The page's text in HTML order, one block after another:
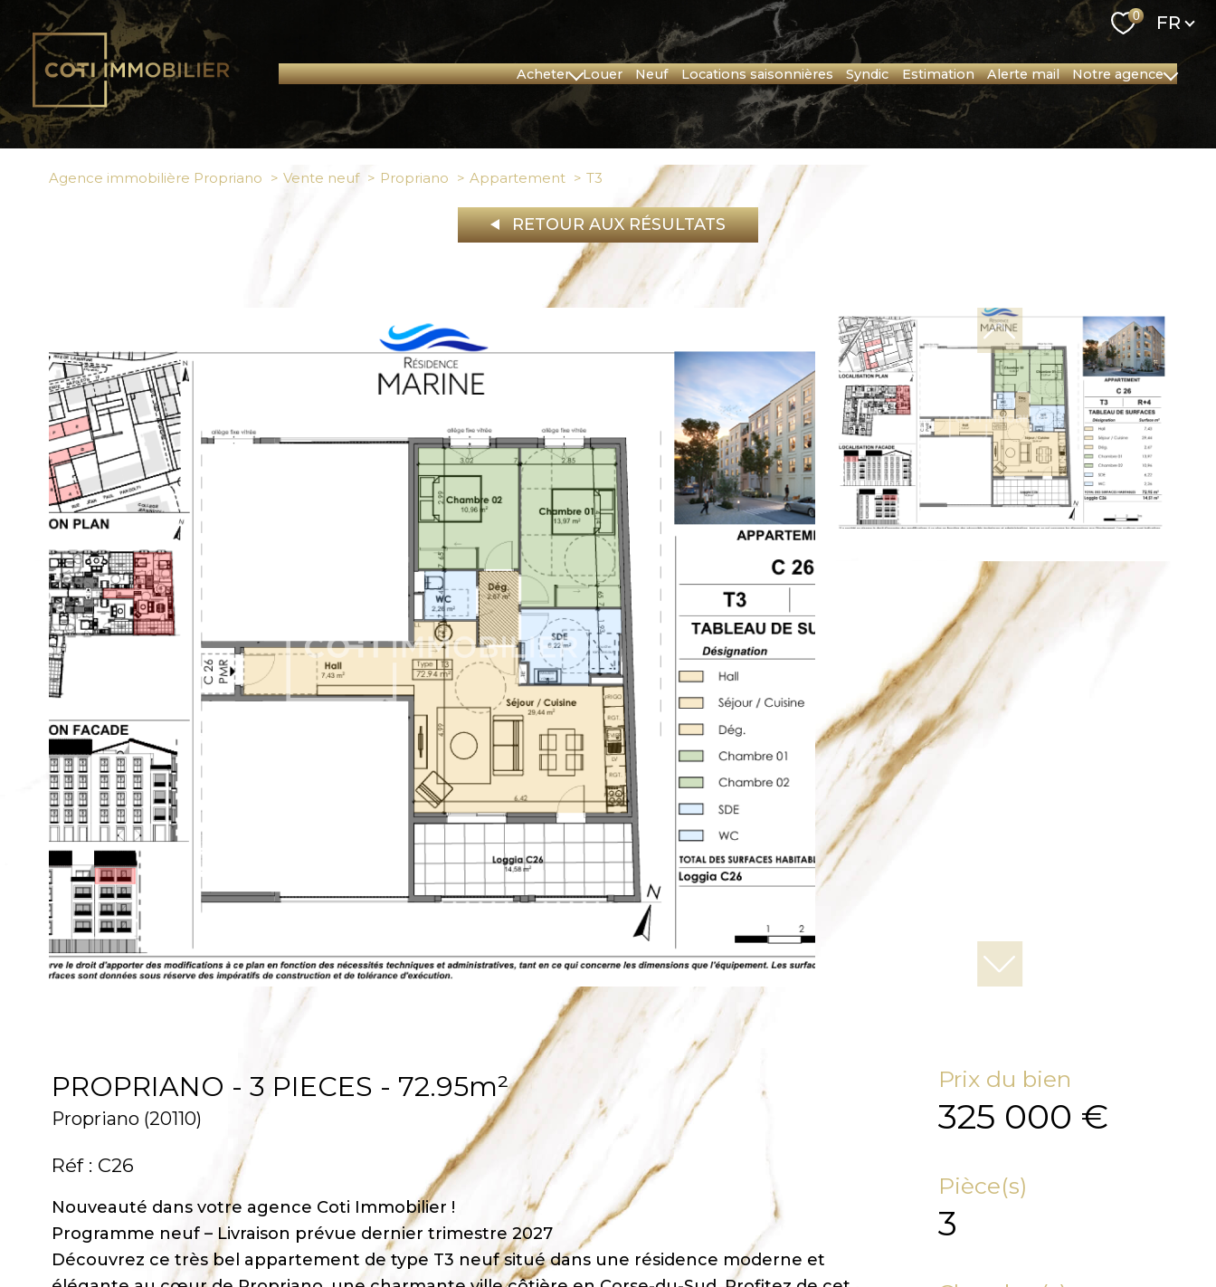
0 FR
acheter
Corse
Provence
louer neuf locations saisonnières syndic estimation alerte mail notre agence
Nos collaborateurs
Nos Partenaires
Agence immobilière Propriano Vente neuf Propriano Appartement t3
RETOUR AUX RÉSULTATS
PROPRIANO - 3 PIECES - 72.95m²
Propriano (20110)
Réf : C26
Nouveauté dans votre agence Coti Immobilier !
Programme neuf – Livraison prévue dernier trimestre 2027
Découvrez ce très bel appartement de type T3 neuf situé dans une résidence moderne et
Prix du bien
325 000 €
Pièce(s)
3